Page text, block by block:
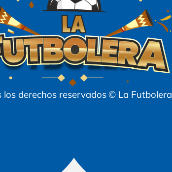
los derechos reservados© La Futbolera